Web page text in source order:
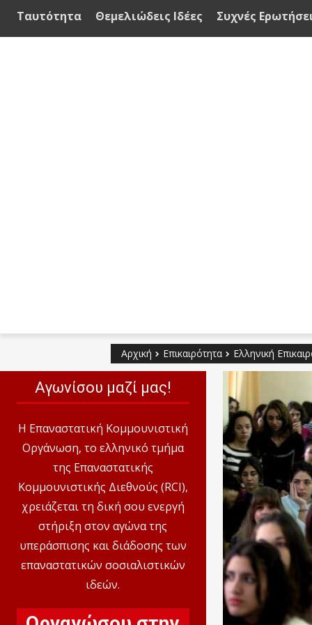
Ταυτότητα Θεμελιώδεις Ιδέες Συχνές
Αρχική Επικαιρότητα Ελληνική
Αγωνίσου μαζί μας!
Η Επαναστατική Κομμουνιστική
Οργάνωση, το ελληνικό τμήμα
της Επαναστατικής
Κομμουνιστικής Διεθνούς (RCI),
χρειάζεται τη δική σου ενεργή
στήριξη στον αγώνα της
υπεράσπισης και διάδοσης των
επαναστατικών σοσιαλιστικών
ιδεών.